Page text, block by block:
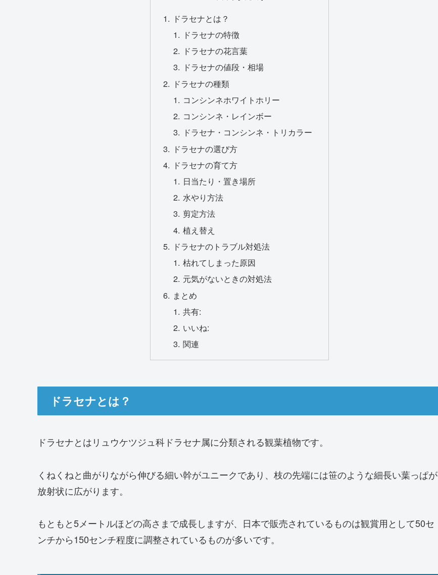
ドラセナとは？
ドラセナの特徴
ドラセナの花言葉
ドラセナの値段・相場
ドラセナの種類
コンシンネホワイトホリー
コンシンネ・レインボー
ドラセナ・コンシンネ・トリカラー
ドラセナの選び方
ドラセナの育て方
日当たり・置き場所
水やり方法
剪定方法
植え替え
ドラセナのトラブル対処法
枯れてしまった原因
元気がないときの対処法
まとめ
共有:
いいね:
関連
ドラセナとは？
ドラセナとはリュウケツジュ科ドラセナ属に分類される観葉植物です。
くねくねと曲がりながら伸びる細い幹がユニークであり、枝の先端には笹のような細長い葉っぱが
放射状に広がります。
もともと5メートルほどの高さまで成長しますが、日本で販売されているものは観賞用として50セ
ンチから150センチ程度に調整されているものが多いです。